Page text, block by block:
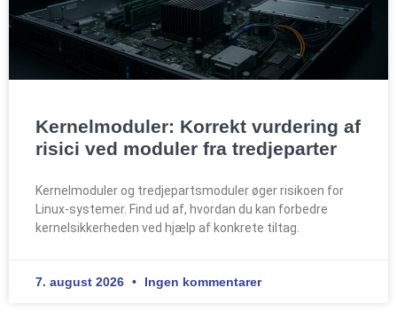
Kernelmoduler: Korrekt vurdering af
risici ved moduler fra tredjeparter
Kernelmoduler og tredjepartsmoduler øger risikoen for
Linux-systemer. Find ud af, hvordan du kan forbedre
kernelsikkerheden ved hjælp af konkrete tiltag.
7. august 2026 Ingen kommentarer